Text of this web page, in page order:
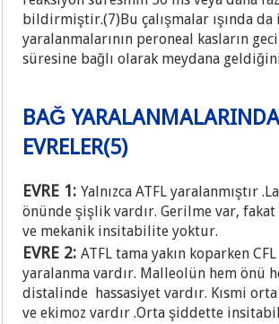
bildirmiştir.(7)Bu çalışmalar ışında da
yaralanmalarının peroneal kasların
süresine bağlı olarak meydana
BAĞ
EVRELER(5)
EVRE 1:Yalnızca ATFL yaralanmıştır
önünde şişlik vardır. Gerilme var, fakat
ve mekanik insitabilite yoktur.
EVRE 2:ATFL tama yakın koparken CFL
yaralanma vardır. Malleolün hem önü
distalinde hassasiyet vardır. Kısmi
ve ekimoz vardır .Orta şiddette